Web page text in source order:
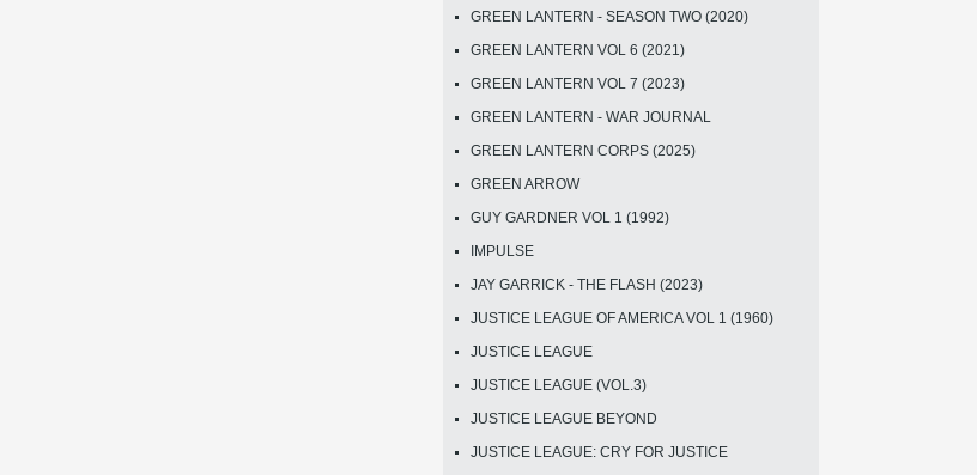
GREEN LANTERN - SEASON TWO (2020)
GREEN LANTERN VOL 6 (2021)
GREEN LANTERN VOL 7 (2023)
GREEN LANTERN - WAR JOURNAL
GREEN LANTERN CORPS (2025)
GREEN ARROW
GUY GARDNER VOL 1 (1992)
IMPULSE
JAY GARRICK - THE FLASH (2023)
JUSTICE LEAGUE OF AMERICA VOL 1 (1960)
JUSTICE LEAGUE
JUSTICE LEAGUE (VOL.3)
JUSTICE LEAGUE BEYOND
JUSTICE LEAGUE: CRY FOR JUSTICE